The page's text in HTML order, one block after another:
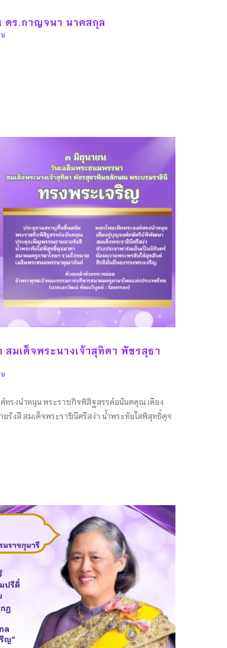
ดร.กาญจนา นาคสกุล
มเด็จพระนางเจ้าสุทิดา พัชรสุธา
รงนำหนุน พระราชกิจพิสิฐสรรค์อนันตคุณ เคียง
งสี สมเด็จพระราชินีศรีสง่า น้ำพระทัยใสพิสุทธิ์ดุจ